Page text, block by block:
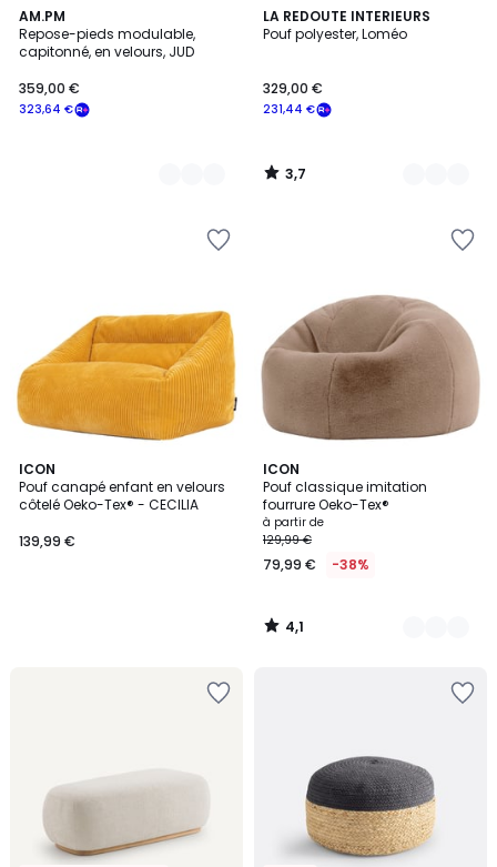
AM.PM
Repose-pieds modulable,
capitonné, en velours, JUD
323,64 €
359,00 €
4
Couleurs
LA REDOUTE INTERIEURS
Pouf polyester, Loméo
231,44 €
329,00 €
3,7
/ 5
6
Couleurs
3,7
/
ICON
Pouf canapé enfant en velours
côtelé Oeko-Tex® - CECILIA
139,99 €
ICON
Pouf classique imitation
fourrure Oeko-Tex®
à partir de
129,99 €
79,99 € -38%
4,1
/ 5
3
Couleurs
4,1
/